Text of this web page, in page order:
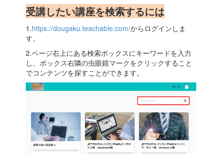
受講したい講座を検索するには
1.https://dougaku.teachable.com/からログインしま
す。
2.ページ右上にある検索ボックスにキーワードを入力
し、ボックス右隣の虫眼鏡マークをクリックすること
でコンテンツを探すことができます。